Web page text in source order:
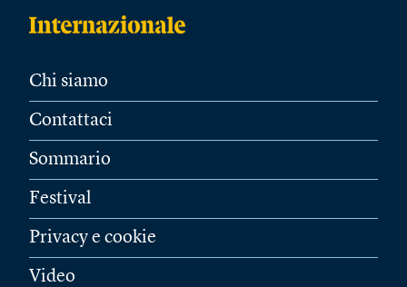
Chi siamo
Contattaci
Sommario
Festival
Privacy e cookie
Video